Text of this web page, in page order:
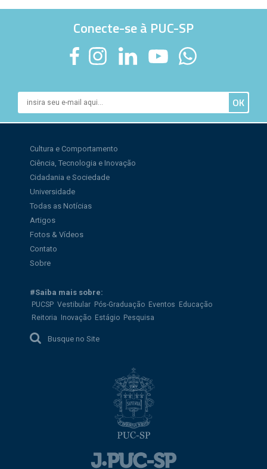
Conecte-se à PUC-SP
Cultura e Comportamento
Ciência, Tecnologia e Inovação
Cidadania e Sociedade
Universidade
Todas as Notícias
Artigos
Fotos & Vídeos
Contato
Sobre
#Saiba mais sobre:
PUCSP Vestibular Pós-Graduação Eventos Educação
Reitoria Inovação Estágio Pesquisa
Busque no Site